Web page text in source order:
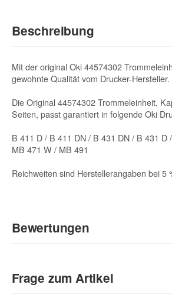
Beschreibung
Mit der original Oki 44574302
gewohnte Qualität vom Drucker-Hersteller.
Die Original 44574302 Trommeleinheit,
Seiten, passt garantiert in folgende Oki
B 411 D / B 411 DN / B 431 DN / B 431 D
MB 471 W / MB 491
Reichweiten sind Herstellerangaben bei 5
Bewertungen
Sie Anderen bei der Kaufentscheidung:
Frage zum Artikel